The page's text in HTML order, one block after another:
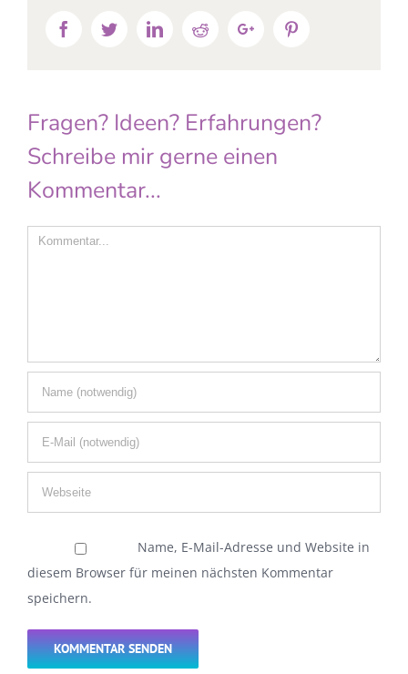
FacebookTwitterLinkedinRedditGoogle+
Fragen? Ideen? Erfahrungen?
Schreibe mir gerne einen
Kommentar...
Comment
Name, E-Mail-Adresse und Website in
diesem Browser für meinen nächsten Kommentar
speichern.